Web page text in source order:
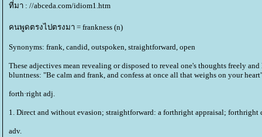
ที่มา : //abceda.com/idiom1.htm
คนพูดตรงไปตรงมา = frankness (n)
Synonyms: frank, candid, outspoken, straightforward, open
These adjectives mean revealing or disposed to reveal one's thoughts freely
bluntness: "Be calm and frank, and confess at once all that weighs on your
forth·right adj.
1. Direct and without evasion; straightforward: a forthright appraisal; forthright
adv.